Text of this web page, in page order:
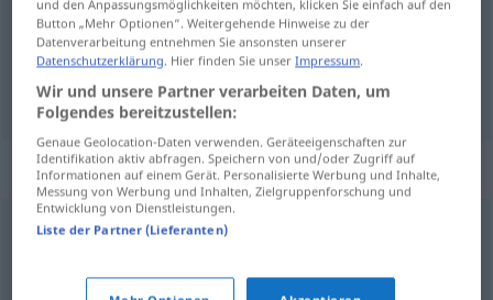
伸缩[shēnsuō] dehnen
膨胀[péngzhàng] dehnen durch Wärme
Synonyme für "dehnen"
recken strecken
und den Anpassungsmöglichkeiten möchten, klicken Sie einfach auf den
Button „Mehr Optionen“. Weitergehende Hinweise zu der
Datenverarbeitung entnehmen Sie ansonsten unserer
Datenschutzerklärung. Hier finden Sie unserImpressum.
Wir und unsere Partner verarbeiten Daten, um
Folgendes bereitzustellen:
Genaue Geolocation-Daten verwenden. Geräteeigenschaften zur
Identifikation aktiv abfragen. Speichern von und/oder Zugriff auf
Informationen auf einem Gerät. Personalisierte Werbung und Inhalte,
Messung von Werbung und Inhalten, Zielgruppenforschung und
Entwicklung von Dienstleistungen.
Liste der Partner (Lieferanten)